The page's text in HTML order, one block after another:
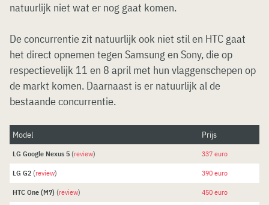
natuurlijk niet wat er nog gaat komen.
De concurrentie zit natuurlijk ook niet stil en HTC gaat
het direct opnemen tegen Samsung en Sony, die op
respectievelijk 11 en 8 april met hun vlaggenschepen op
de markt komen. Daarnaast is er natuurlijk al de
bestaande concurrentie.
Model Prijs
LG Google Nexus 5 (review) 337 euro
LG G2 (review) 390 euro
HTC One (M7) (review) 450 euro